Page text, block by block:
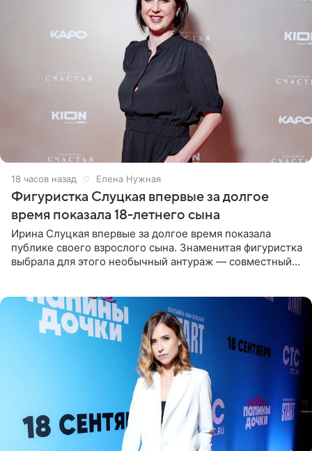
18 часов назад Елена Нужная
Фигуристка Слуцкая впервые за долгое
время показала 18-летнего сына
Ирина Слуцкая впервые за долгое время показала
публике своего взрослого сына. Знаменитая фигуристка
выбрала для этого необычный антураж — совместный